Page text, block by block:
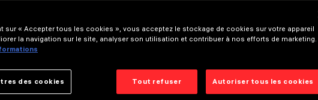
sur « Accepter tous les cookies », vous acceptez le stockage de cookies sur votre appareil
la navigation sur le site, analyser son utilisation et contribuer à nos efforts de marketing.
Tout refuser Autoriser tous les cookies
des cookies